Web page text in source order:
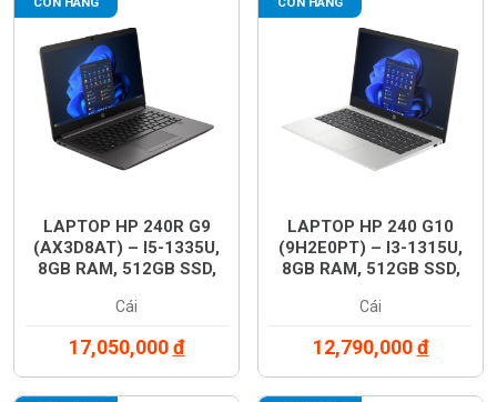
LAPTOP HP 240R G9
(AX3D8AT) – I5-1335U,
8GB RAM, 512GB SSD,
11, MÀU BẠC, CHÍNH
Cái
17,050,000đ
LAPTOP HP 240 G10
(9H2E0PT) – I3-1315U,
8GB RAM, 512GB SSD,
11, MÀU BẠC, CHÍNH
Cái
12,790,000đ